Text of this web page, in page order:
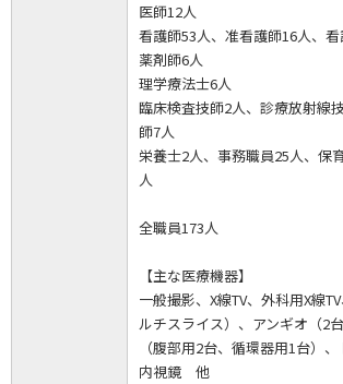
医師12人
看護師53人、准看護師16人、
薬剤師6人
理学療法士6人
臨床検査技師2人、診療放射線
師7人
栄養士2人、事務職員25人、保
人
全職員173人
【主な医療機器】
一般撮影、X線TV、外科用X線
ルチスライス）、アンギオ（2
（腹部用2台、循環器用1台）
内視鏡 他